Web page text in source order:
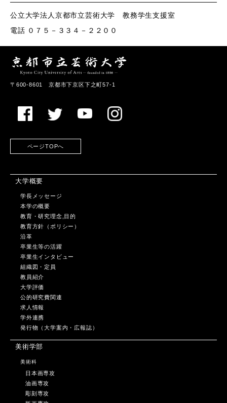
公立大学法人京都市立芸術大学 教務学生支援室
電話 ０７５－３３４－２２００
〒600-8601 京都市下京区下之町57-1
ページTOPへ
大学概要
学長メッセージ
本学の概要
教育・研究理念,目的
教育方針（ポリシー）
沿革
卒業生等の活躍
卒業生インタビュー
組織図・定員
教員紹介
大学評価
公的研究費関連
求人情報
学外連携
発行物（大学案内・広報誌）
美術学部
美術科
日本画専攻
油画専攻
彫刻専攻